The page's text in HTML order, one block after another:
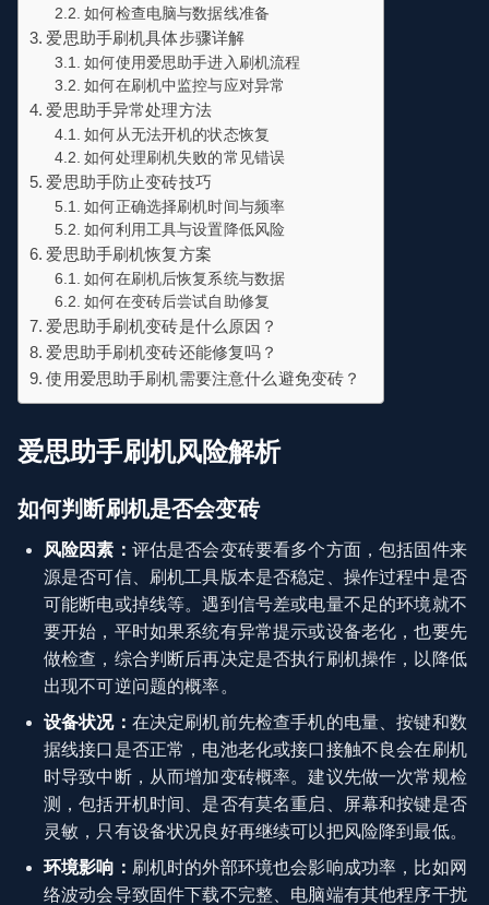
如何检查电脑与数据线准备
爱思助手刷机具体步骤详解
如何使用爱思助手进入刷机流程
如何在刷机中监控与应对异常
爱思助手异常处理方法
如何从无法开机的状态恢复
如何处理刷机失败的常见错误
爱思助手防止变砖技巧
如何正确选择刷机时间与频率
如何利用工具与设置降低风险
爱思助手刷机恢复方案
如何在刷机后恢复系统与数据
如何在变砖后尝试自助修复
爱思助手刷机变砖是什么原因？
爱思助手刷机变砖还能修复吗？
使用爱思助手刷机需要注意什么避免变砖？
爱思助手刷机风险解析
如何判断刷机是否会变砖
风险因素： 评估是否会变砖要看多个方面，包括固件来
源是否可信、刷机工具版本是否稳定、操作过程中是否
可能断电或掉线等。遇到信号差或电量不足的环境就不
要开始，平时如果系统有异常提示或设备老化，也要先
做检查，综合判断后再决定是否执行刷机操作，以降低
出现不可逆问题的概率。
设备状况： 在决定刷机前先检查手机的电量、按键和数
据线接口是否正常，电池老化或接口接触不良会在刷机
时导致中断，从而增加变砖概率。建议先做一次常规检
测，包括开机时间、是否有莫名重启、屏幕和按键是否
灵敏，只有设备状况良好再继续可以把风险降到最低。
环境影响： 刷机时的外部环境也会影响成功率，比如网
络波动会导致固件下载不完整、电脑端有其他程序干扰